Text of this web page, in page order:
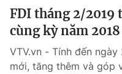
FDI tháng 2/2019
cùng kỳ năm 2018
VTV.vn - Tính đến
mới, tăng thêm và góp